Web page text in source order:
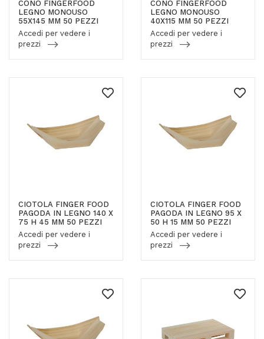
CONO FINGERFOOD
LEGNO MONOUSO
55X145 MM 50 PEZZI
Accedi per vedere i
prezzi
CONO FINGERFOOD
LEGNO MONOUSO
40X115 MM 50 PEZZI
Accedi per vedere i
prezzi
CIOTOLA FINGER FOOD
PAGODA IN LEGNO 140 X
75 H 45 MM 50 PEZZI
Accedi per vedere i
prezzi
CIOTOLA FINGER FOOD
PAGODA IN LEGNO 95 X
50 H 15 MM 50 PEZZI
Accedi per vedere i
prezzi